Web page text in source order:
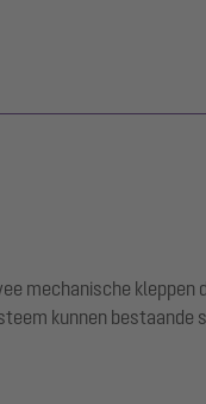
mechanische kleppen
kunnen